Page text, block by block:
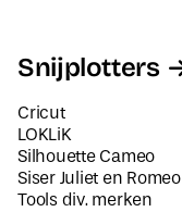
Snijplotters
Cricut
LOKLiK
Silhouette Cameo
Siser Juliet en Romeo
Tools div. merken